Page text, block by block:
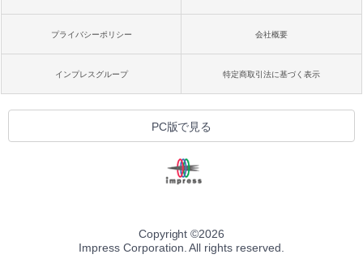
プライバシーポリシー 会社概要
インプレスグループ 特定商取引法に基づく表示
PC版で見る
Copyright ©2026
Impress Corporation. All rights reserved.